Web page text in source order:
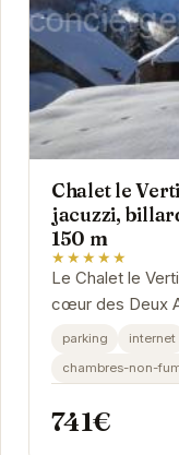
Chalet le
jacuzzi,
150 m
★★★★★
Le Chalet le
cœur des Deux
une gamme
parking internet
chambres-non-
741€